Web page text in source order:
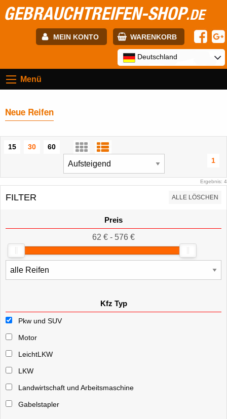
GEBRAUCHTREIFEN-SHOP.DE
MEIN KONTO WARENKORB
Passwort:
Deutschland
Menü
Neue Reifen
15 30
60
1
Ergebnis: 4
FILTER ALLE LÖSCHEN
Preis
62 € - 576 €
Kfz Typ
Pkw und SUV
Motor
LeichtLKW
LKW
Landwirtschaft und Arbeitsmaschine
Gabelstapler